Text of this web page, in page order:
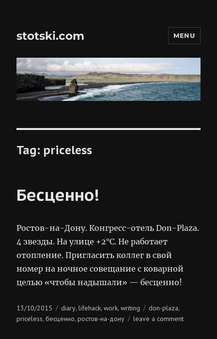
stotski.com MENU
Tag: priceless
Бесценно!
Ростов-на-Дону. Конгресс-отель Don-Plaza.
4 звезды. На улице +2°C. Не работает
отопление. Пригласить коллег в свой
номер на ночное совещание с коварной
целью «чтобы надышали» — бесценно!
Posted
on
13/10/2015 Categories
diary,lifehack,work,writing Tags
don-plaza,
priceless,бесценно,ростов-на-дону leave a commenton